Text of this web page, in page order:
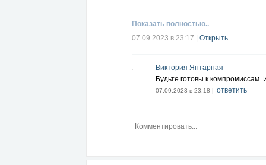
Показать полностью..
07.09.2023 в 23:17
Открыть
Виктория Янтарная
Будьте готовы к
07.09.2023 в 23:18 | ответить